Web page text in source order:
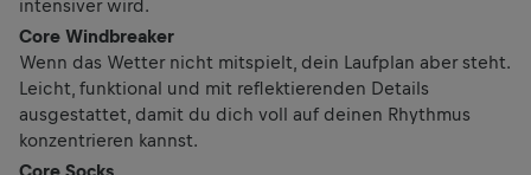
intensiver wird.
Core Windbreaker
Wenn das Wetter nicht mitspielt, dein Laufplan aber steht.
Leicht, funktional und mit reflektierenden Details
ausgestattet, damit du dich voll auf deinen Rhythmus
konzentrieren kannst.